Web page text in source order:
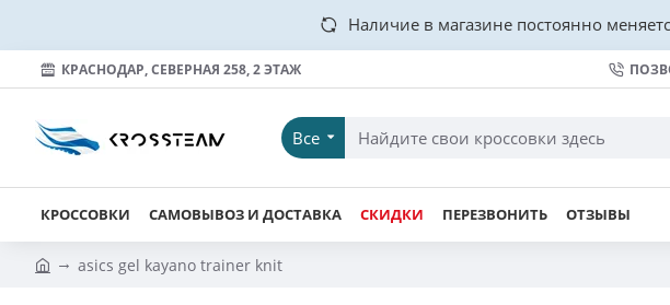
Наличие в магазине постоянно
КРАСНОДАР, СЕВЕРНАЯ 258, 2 ЭТАЖ
Все
КРОССОВКИ САМОВЫВОЗ И ДОСТАВКА СКИДКИ ПЕРЕЗВОНИТЬ ОТЗЫВЫ
asics gel kayano trainer knit